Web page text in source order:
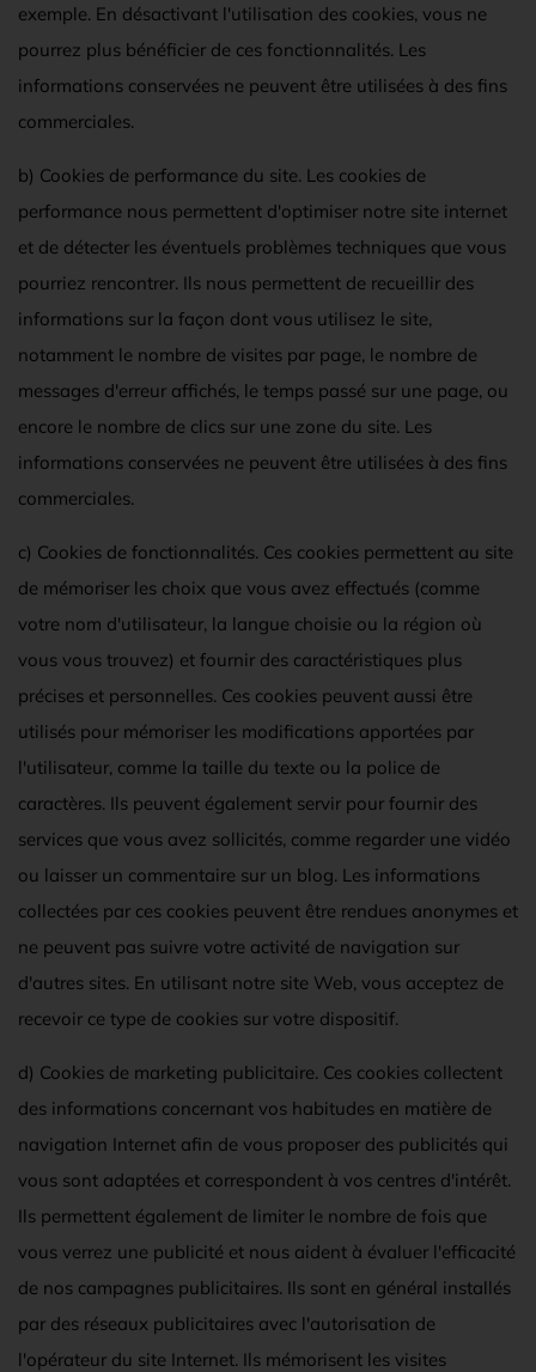
exemple. En désactivant l'utilisation des cookies, vous ne
pourrez plus bénéficier de ces fonctionnalités. Les
informations conservées ne peuvent être utilisées à des fins
commerciales.
b) Cookies de performance du site. Les cookies de
performance nous permettent d'optimiser notre site internet
et de détecter les éventuels problèmes techniques que vous
pourriez rencontrer. Ils nous permettent de recueillir des
informations sur la façon dont vous utilisez le site,
notamment le nombre de visites par page, le nombre de
messages d'erreur affichés, le temps passé sur une page, ou
encore le nombre de clics sur une zone du site. Les
informations conservées ne peuvent être utilisées à des fins
commerciales.
c) Cookies de fonctionnalités. Ces cookies permettent au site
de mémoriser les choix que vous avez effectués (comme
votre nom d'utilisateur, la langue choisie ou la région où
vous vous trouvez) et fournir des caractéristiques plus
précises et personnelles. Ces cookies peuvent aussi être
utilisés pour mémoriser les modifications apportées par
l'utilisateur, comme la taille du texte ou la police de
caractères. Ils peuvent également servir pour fournir des
services que vous avez sollicités, comme regarder une vidéo
ou laisser un commentaire sur un blog. Les informations
collectées par ces cookies peuvent être rendues anonymes et
ne peuvent pas suivre votre activité de navigation sur
d'autres sites. En utilisant notre site Web, vous acceptez de
recevoir ce type de cookies sur votre dispositif.
d) Cookies de marketing publicitaire. Ces cookies collectent
des informations concernant vos habitudes en matière de
navigation Internet afin de vous proposer des publicités qui
vous sont adaptées et correspondent à vos centres d'intérêt.
Ils permettent également de limiter le nombre de fois que
vous verrez une publicité et nous aident à évaluer l'efficacité
de nos campagnes publicitaires. Ils sont en général installés
par des réseaux publicitaires avec l'autorisation de
l'opérateur du site Internet. Ils mémorisent les visites